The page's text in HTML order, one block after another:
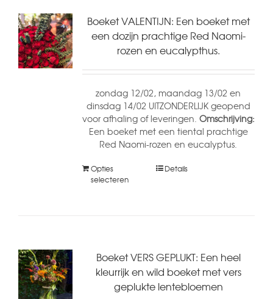
Boeket VALENTIJN: Een boeket met
een dozijn prachtige Red Naomi-
rozen en eucalypthus.
zondag 12/02, maandag 13/02 en
dinsdag 14/02 UITZONDERLIJK geopend
voor afhaling of leveringen. Omschrijving:
Een boeket met een tiental prachtige
Red Naomi-rozen en eucalyptus.
Opties
selecteren
Details
Boeket VERS GEPLUKT: Een heel
kleurrijk en wild boeket met vers
geplukte lentebloemen